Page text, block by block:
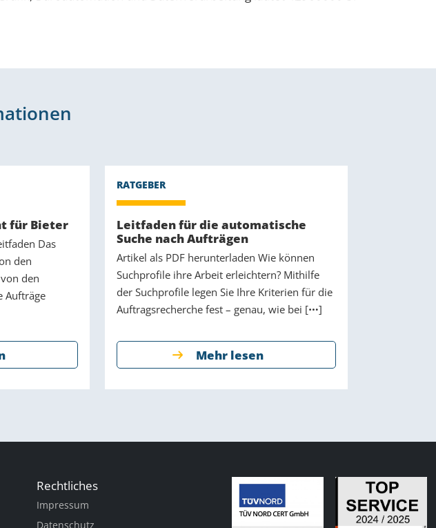
für Bieter
Das
den
den
Aufträge
Leitfaden für die automatische
Suche nach Aufträgen
Artikel als PDF herunterladen Wie können
Suchprofile ihre Arbeit erleichtern? Mithilfe
der Suchprofile legen Sie Ihre Kriterien für die
Auftragsrecherche fest – genau, wie bei [
]
Mehr lesen
Rechtliches
Impressum
Datenschutz